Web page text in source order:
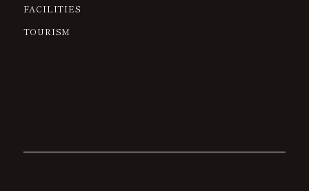
FACILITIES
TOURISM